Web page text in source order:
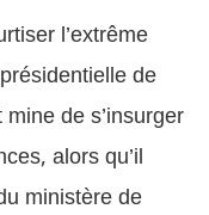
l’extrême
de
de s’insurger
alors qu’il
ministère de